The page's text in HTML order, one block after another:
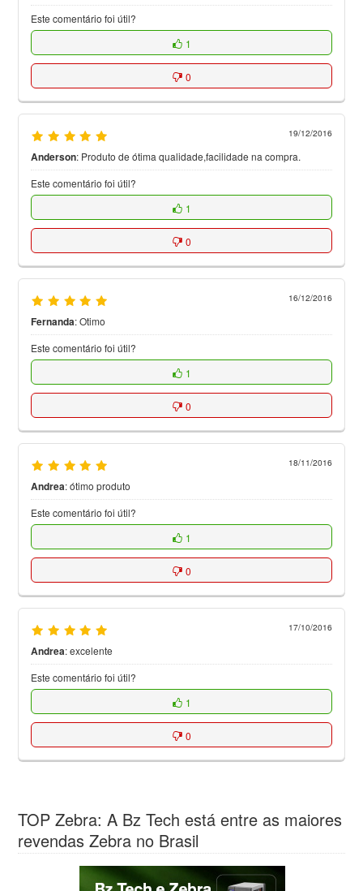
Este comentário foi útil?
1
0
19/12/2016
Anderson: Produto de ótima qualidade,facilidade na compra.
Este comentário foi útil?
1
0
16/12/2016
Fernanda:Otimo
Este comentário foi útil?
1
0
18/11/2016
Andrea:ótimo produto
Este comentário foi útil?
1
0
17/10/2016
Andrea:excelente
Este comentário foi útil?
1
0
TOP Zebra: A Bz Tech está entre as maiores
revendas Zebra no Brasil